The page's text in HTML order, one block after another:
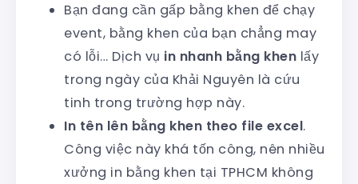
Bạn đang cần gấp bằng khen để chạy
event, bằng khen của bạn chẳng may
có lỗi… Dịch vụ in nhanh bằng khen lấy
trong ngày của Khải Nguyên là cứu
tinh trong trường hợp này.
In tên lên bằng khen theo file excel.
Công việc này khá tốn công, nên nhiều
xưởng in bằng khen tại TPHCM không